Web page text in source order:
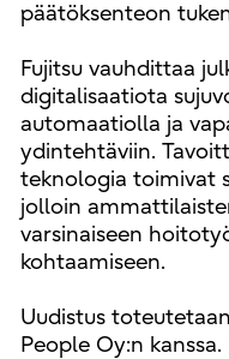
päätöksenteon
Fujitsu vauhdittaa
digitalisaatiota
automaatiolla ja
ydintehtäviin.
teknologia toimivat
jolloin
varsinaiseen
kohtaamiseen.
Uudistus
People Oy:n